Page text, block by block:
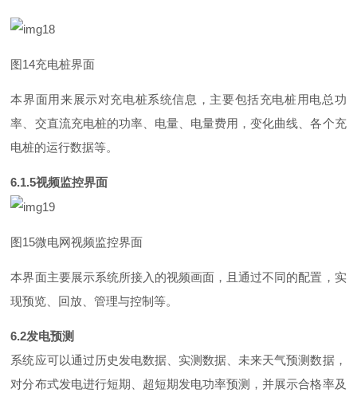
图14充电桩界面
本界面用来展示对充电桩系统信息，主要包括充电桩用电总功
率、交直流充电桩的功率、电量、电量费用，变化曲线、各个充
电桩的运行数据等。
6.1.5视频监控界面
图15微电网视频监控界面
本界面主要展示系统所接入的视频画面，且通过不同的配置，实
现预览、回放、管理与控制等。
6.2发电预测
系统应可以通过历史发电数据、实测数据、未来天气预测数据，
对分布式发电进行短期、超短期发电功率预测，并展示合格率及